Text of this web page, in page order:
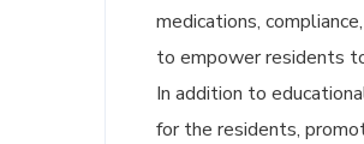
medications,
to empower residents
In addition to
for the residents,